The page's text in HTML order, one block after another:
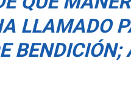
LLAMADO
BENDICIÓN;